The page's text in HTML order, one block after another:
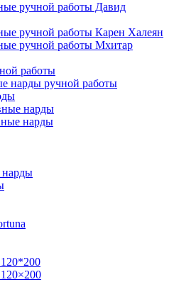
ручной работы Давид
ручной работы Карен Халеян
ручной работы Мхитар
работы
нарды ручной работы
нарды
нарды
нарды
120*200